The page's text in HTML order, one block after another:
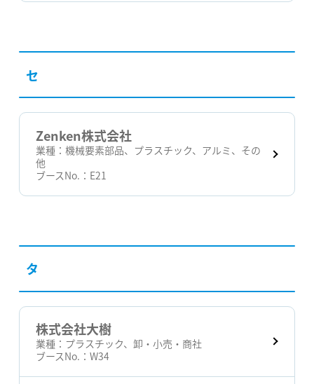
セ
Zenken株式会社
業種：機械要素部品、プラスチック、アルミ、その
他
ブースNo.： E21
タ
株式会社大樹
業種： プラスチック、卸・小売・商社
ブースNo.：W34